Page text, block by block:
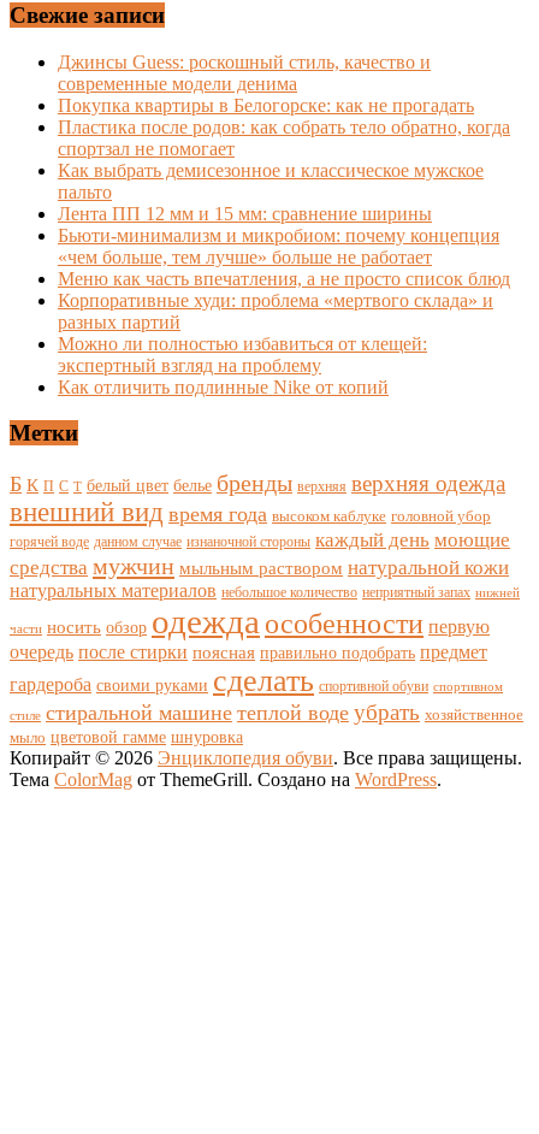
Свежие записи
Джинсы Guess: роскошный стиль, качество и
современные модели денима
Покупка квартиры в Белогорске: как не прогадать
Пластика после родов: как собрать тело обратно, когда
спортзал не помогает
Как выбрать демисезонное и классическое мужское
пальто
Лента ПП 12 мм и 15 мм: сравнение ширины
Бьюти-минимализм и микробиом: почему концепция
«чем больше, тем лучше» больше не работает
Меню как часть впечатления, а не просто список блюд
Корпоративные худи: проблема «мертвого склада» и
разных партий
Можно ли полностью избавиться от клещей:
экспертный взгляд на проблему
Как отличить подлинные Nike от копий
Метки
Б К П С Т белый цвет белье бренды верхняя верхняя одежда
внешний вид время года высоком каблуке головной убор
горячей воде данном случае изнаночной стороны каждый день моющие
средства мужчин мыльным раствором натуральной кожи
натуральных материалов небольшое количество неприятный запах нижней
части носить обзор одежда особенности первую
очередь после стирки поясная правильно подобрать предмет
гардероба своими руками сделать спортивной обуви спортивном
стиле стиральной машине теплой воде убрать хозяйственное
мыло цветовой гамме шнуровка
Копирайт © 2026 Энциклопедия обуви. Все права защищены.
Тема ColorMag от ThemeGrill. Создано на WordPress.